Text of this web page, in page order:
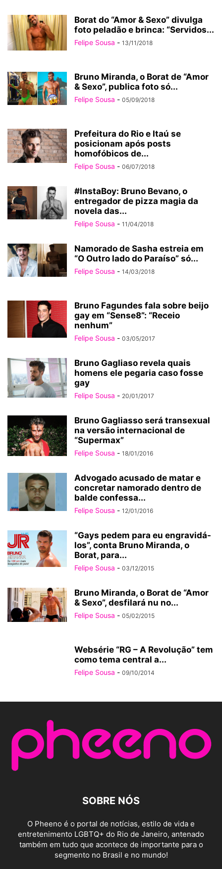
Borat do “Amor & Sexo” divulga
foto peladão e brinca: “Servidos...
Felipe Sousa - 13/11/2018
Bruno Miranda, o Borat de “Amor
& Sexo”, publica foto só...
Felipe Sousa - 05/09/2018
Prefeitura do Rio e Itaú se
posicionam após posts
homofóbicos de...
Felipe Sousa - 06/07/2018
#InstaBoy: Bruno Bevano, o
entregador de pizza magia da
novela das...
Felipe Sousa - 11/04/2018
Namorado de Sasha estreia em
“O Outro lado do Paraíso” só...
Felipe Sousa - 14/03/2018
Bruno Fagundes fala sobre beijo
gay em “Sense8”: “Receio
nenhum”
Felipe Sousa - 03/05/2017
Bruno Gagliaso revela quais
homens ele pegaria caso fosse
gay
Felipe Sousa - 20/01/2017
Bruno Gagliasso será transexual
na versão internacional de
“Supermax”
Felipe Sousa - 18/01/2016
Advogado acusado de matar e
concretar namorado dentro de
balde confessa...
Felipe Sousa - 12/01/2016
“Gays pedem para eu engravidá-
los”, conta Bruno Miranda, o
Borat, para...
Felipe Sousa - 03/12/2015
Bruno Miranda, o Borat de “Amor
& Sexo”, desfilará nu no...
Felipe Sousa - 05/02/2015
Websérie “RG – A Revolução” tem
como tema central a...
Felipe Sousa - 09/10/2014
SOBRE NÓS
O Pheeno é o portal de notícias, estilo de vida e
entretenimento LGBTQ+ do Rio de Janeiro, antenado
também em tudo que acontece de importante para o
segmento no Brasil e no mundo!